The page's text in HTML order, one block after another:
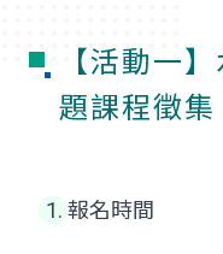
【活動一
題課程徵集
報名時間